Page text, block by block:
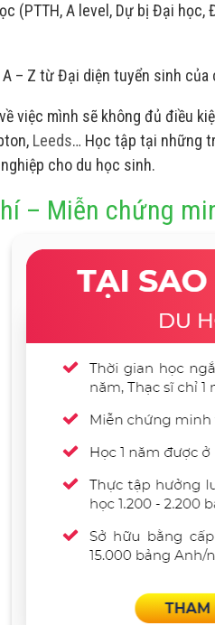
(PTTH, A level, Dự bị Đại
– Z từ Đại diện tuyển sinh
việc mình sẽ không đủ điều
Leeds… Học tập tại những
cho du học sinh.
– Miễn chứng